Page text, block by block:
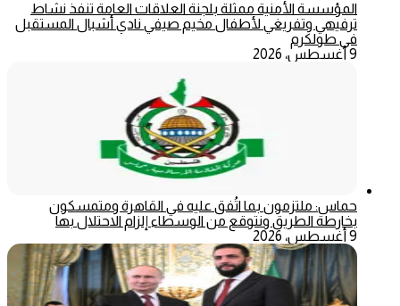
المؤسسة الأمنية ممثلة بلجنة العلاقات العامة تنفذ نشاط
ترفيهي وتفريغي لأطفال مخيم صيفي نادي أشبال المستقبل
في طولكرم
9 أغسطس، 2026
حماس: ملتزمون بما اتُفق عليه في القاهرة ومتمسكون
بخارطة الطريق ونتوقع من الوسطاء إلزام الاحتلال بها
9 أغسطس، 2026